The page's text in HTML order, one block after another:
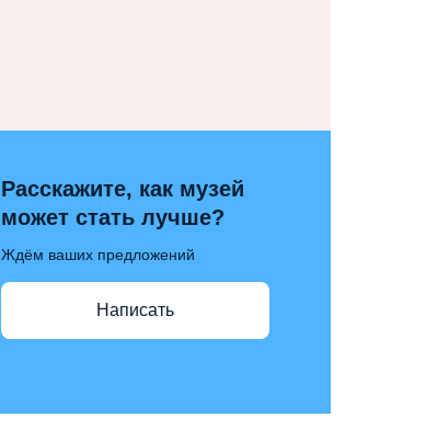
Расскажите, как музей
может стать лучше?
Ждём ваших предложений
Написать